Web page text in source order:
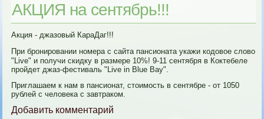
АКЦИЯ на сентябрь!!!
Акция - джазовый КараДаг!!!
При бронировании номера с сайта пансионата укажи кодовое слово
"Live" и получи скидку в размере 10%! 9-11 сентября в Коктебеле
пройдет джаз-фестиваль "Live in Blue Bay".
Приглашаем к нам в пансионат, стоимость в сентябре - от 1050
рублей с человека с завтраком.
Добавить комментарий